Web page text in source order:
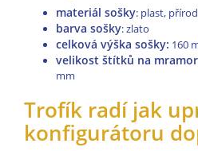
materiál sošky: plast,
barva sošky: zlato
celková výška sošky: 160
velikost štítků na
mm
Trofík radí jak
konfigurátoru